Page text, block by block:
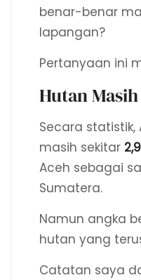
benar-benar
lapangan?
Pertanyaan ini
Hutan
Secara
masih sekitar
Aceh sebagai
Sumatera.
Namun angka
hutan yang
Catatan saya